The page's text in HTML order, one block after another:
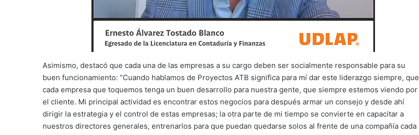
Asimismo, destacó que cada una de las empresas a su cargo deben ser socialmente responsable para su
buen funcionamiento: “Cuando hablamos de Proyectos ATB significa para mí dar este liderazgo siempre, que
cada empresa que toquemos tenga un buen desarrollo para nuestra gente, que siempre estemos viendo por
el cliente. Mi principal actividad es encontrar estos negocios para después armar un consejo y desde ahí
dirigir la estrategia y el control de estas empresas; la otra parte de mi tiempo se convierte en capacitar a
nuestros directores generales, entrenarlos para que puedan quedarse solos al frente de una compañía cada